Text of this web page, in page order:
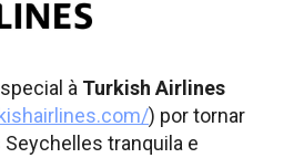
à Turkish Airlines
) por tornar
tranquila e